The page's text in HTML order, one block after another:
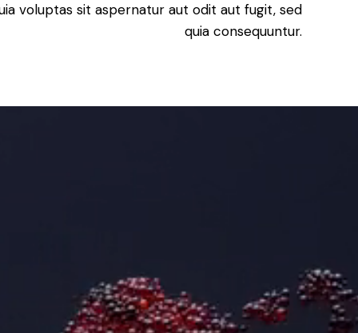
voluptas sit aspernatur aut odit aut fugit, sed
quia consequuntur.